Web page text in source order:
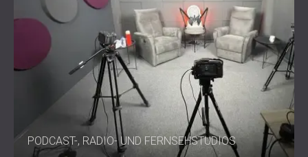
PODCAST-, RADIO- UND FERNSEHSTUDIOS